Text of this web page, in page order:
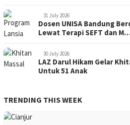
31 July 2026
Dosen UNISA Bandung
Lewat Terapi SEFT dan
30 July 2026
LAZ Darul Hikam Gelar
Untuk 51 Anak
TRENDING THIS WEEK